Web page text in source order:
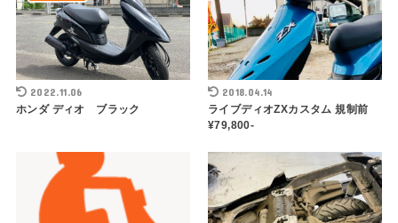
2022.11.06
ホンダ ディオ ブラック
2018.04.14
ライブディオZXカスタム 規制前
¥79,800-